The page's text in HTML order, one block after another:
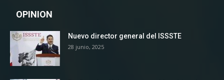
OPINION
Nuevo director general del ISSSTE
28 junio, 2025